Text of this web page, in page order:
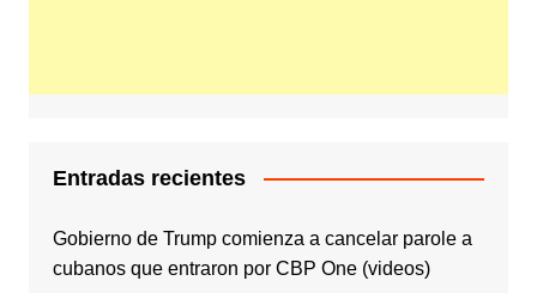
Entradas recientes
Gobierno de Trump comienza a cancelar parole a
cubanos que entraron por CBP One (videos)